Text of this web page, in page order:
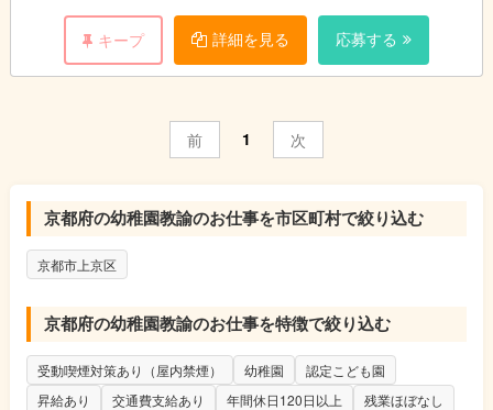
キープ 詳細を見る 応募する
前 1 次
京都府の幼稚園教諭のお仕事を市区町村で絞り込む
京都市上京区
京都府の幼稚園教諭のお仕事を特徴で絞り込む
受動喫煙対策あり（屋内禁煙） 幼稚園
認定こども園
昇給あり
交通費支給あり 年間休日120日以上
残業ほぼなし